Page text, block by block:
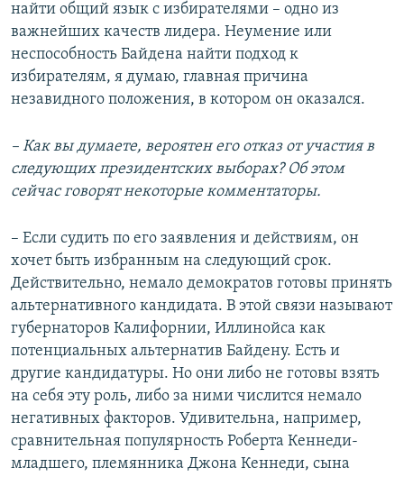
найти общий язык с избирателями – одно из
важнейших качеств лидера. Неумение или
неспособность Байдена найти подход к
избирателям, я думаю, главная причина
незавидного положения, в котором он оказался.
– Как вы думаете, вероятен его отказ от участия в
следующих президентских выборах? Об этом
сейчас говорят некоторые комментаторы.
– Если судить по его заявления и действиям, он
хочет быть избранным на следующий срок.
Действительно, немало демократов готовы принять
альтернативного кандидата. В этой связи называют
губернаторов Калифорнии, Иллинойса как
потенциальных альтернатив Байдену. Есть и
другие кандидатуры. Но они либо не готовы взять
на себя эту роль, либо за ними числится немало
негативных факторов. Удивительна, например,
сравнительная популярность Роберта Кеннеди-
младшего, племянника Джона Кеннеди, сына